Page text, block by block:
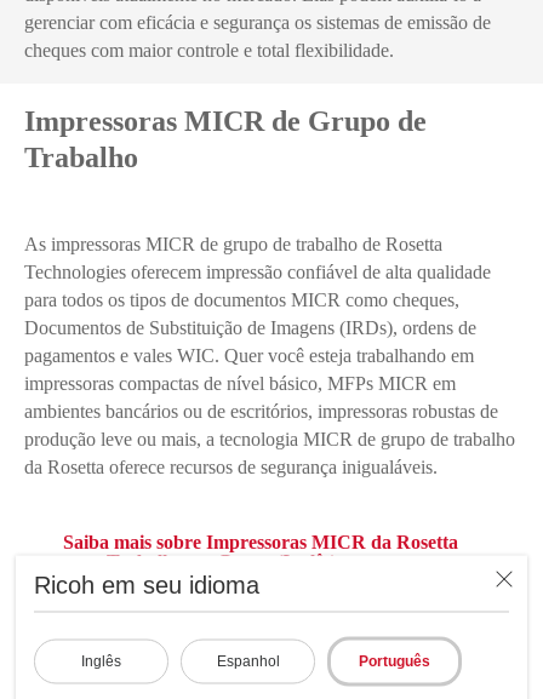
Ricoh em seu idioma
Inglês Espanhol Português
gerenciar com eficácia e segurança os sistemas de emissão de
cheques com maior controle e total flexibilidade.
Impressoras MICR de Grupo de
Trabalho
As impressoras MICR de grupo de trabalho de Rosetta
Technologies oferecem impressão confiável de alta qualidade
para todos os tipos de documentos MICR como cheques,
Documentos de Substituição de Imagens (IRDs), ordens de
pagamentos e vales WIC. Quer você esteja trabalhando em
impressoras compactas de nível básico, MFPs MICR em
ambientes bancários ou de escritórios, impressoras robustas de
produção leve ou mais, a tecnologia MICR de grupo de trabalho
da Rosetta oferece recursos de segurança inigualáveis.
Saiba mais sobre Impressoras MICR da Rosetta
para Trabalho em Grupo (Inglês)